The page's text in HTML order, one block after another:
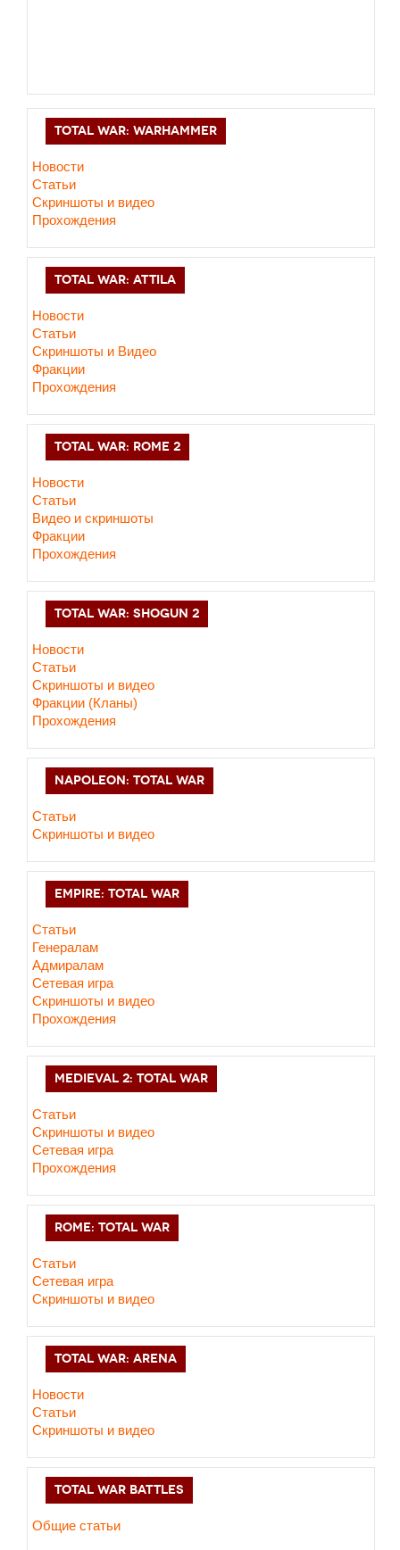
TOTAL WAR: WARHAMMER
Новости
Статьи
Скриншоты и видео
Прохождения
TOTAL WAR: ATTILA
Новости
Статьи
Скриншоты и Видео
Фракции
Прохождения
TOTAL WAR: ROME 2
Новости
Статьи
Видео и скриншоты
Фракции
Прохождения
TOTAL WAR: SHOGUN 2
Новости
Статьи
Cкриншоты и видео
Фракции (Кланы)
Прохождения
NAPOLEON: TOTAL WAR
Статьи
Скриншоты и видео
EMPIRE: TOTAL WAR
Статьи
Генералам
Адмиралам
Сетевая игра
Скриншоты и видео
Прохождения
MEDIEVAL 2: TOTAL WAR
Статьи
Скриншоты и видео
Сетевая игра
Прохождения
ROME: TOTAL WAR
Статьи
Сетевая игра
Скриншоты и видео
TOTAL WAR: ARENA
Новости
Статьи
Скриншоты и видео
TOTAL WAR BATTLES
Общие статьи